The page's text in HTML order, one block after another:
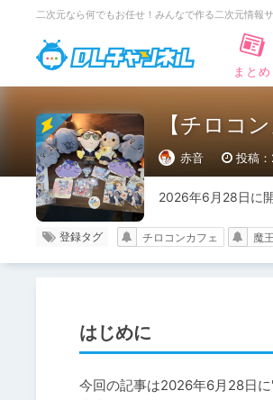
二次元なら何でもお任せ！みんなで作る二次元情報サ
DLチャンネル
まとめ
【チロコ
赤音 投稿
2026年6月28日に
登録タグ チロコンカフェ 魔
はじめに
今回の記事は2026年6月28日